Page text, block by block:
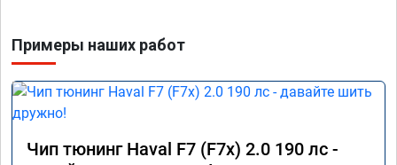
от заявленной. Но результатом я доволен.
Машинка не едет, а летит прям. Парням
благодарность!!!!
Примеры наших работ
Чип тюнинг Haval F7 (F7x) 2.0 190 лс -